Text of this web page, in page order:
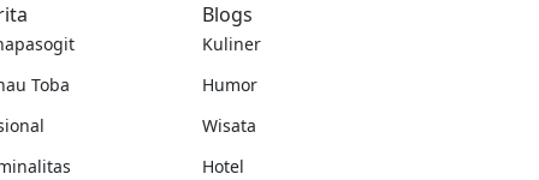
Toba
Blogs
Kuliner
Humor
Wisata
Hotel